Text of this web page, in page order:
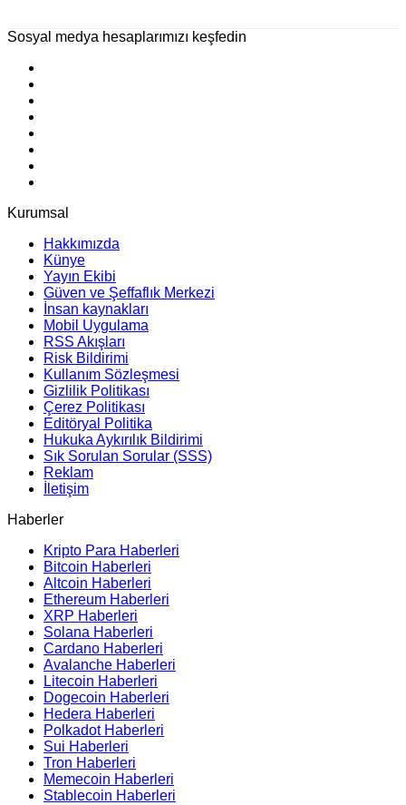
Sosyal medya hesaplarımızı keşfedin
Kurumsal
Hakkımızda
Künye
Yayın Ekibi
Güven ve Şeffaflık Merkezi
İnsan kaynakları
Mobil Uygulama
RSS Akışları
Risk Bildirimi
Kullanım Sözleşmesi
Gizlilik Politikası
Çerez Politikası
Editöryal Politika
Hukuka Aykırılık Bildirimi
Sık Sorulan Sorular (SSS)
Reklam
İletişim
Haberler
Kripto Para Haberleri
Bitcoin Haberleri
Altcoin Haberleri
Ethereum Haberleri
XRP Haberleri
Solana Haberleri
Cardano Haberleri
Avalanche Haberleri
Litecoin Haberleri
Dogecoin Haberleri
Hedera Haberleri
Polkadot Haberleri
Sui Haberleri
Tron Haberleri
Memecoin Haberleri
Stablecoin Haberleri